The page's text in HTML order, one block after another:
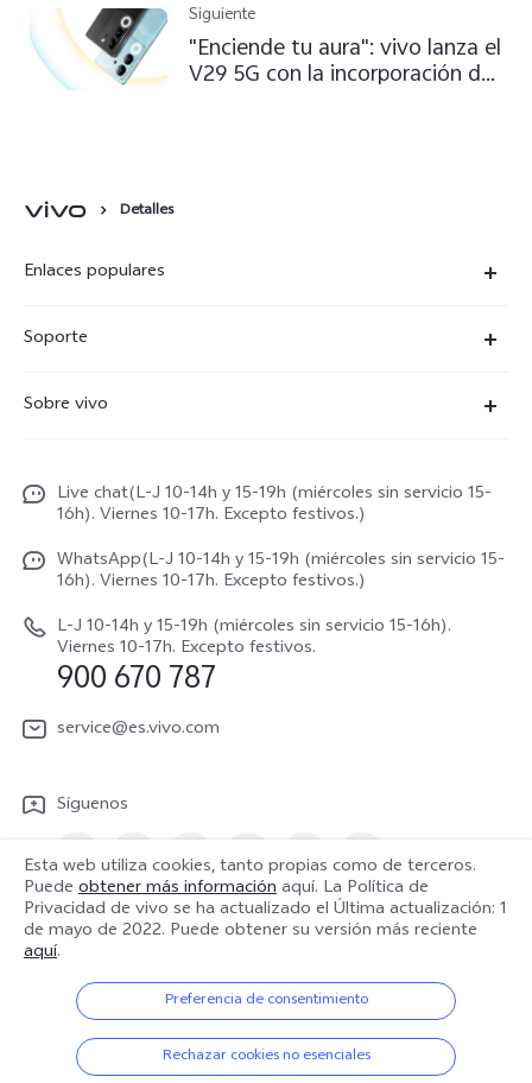
Siguiente
"Enciende tu aura": vivo lanza el
V29 5G con la incorporación de
Detalles
Enlaces populares
X300
V70 5G
V70 FE
V70 Lite 5G
Y31 5G
Soporte
Autenticación de IMEI
Gestión de reparaciones
Manual de usuario
Actualización de sistema
Actualizar registro
Instrucciones de Garantía
Sobre vivo
Netiqueta vivo
Avisos legales
Acerca de nosotros
Sostenibilidad
Centro de privacidad de vivo
Live chat(L-J 10-14h y 15-19h (miércoles sin servicio 15-
16h). Viernes 10-17h. Excepto festivos.)
WhatsApp(L-J 10-14h y 15-19h (miércoles sin servicio 15-
16h). Viernes 10-17h. Excepto festivos.)
L-J 10-14h y 15-19h (miércoles sin servicio 15-16h).
Viernes 10-17h. Excepto festivos.
900 670 787
service@es.vivo.com
Síguenos
España | Seleccione país/región
© 2026 vivo Mobile Communication Co., Ltd. Todos los derechos
reservados.
Esta web utiliza cookies, tanto propias como de terceros.
Puede obtener más informaciónaquí. La Política de
Privacidad de vivo se ha actualizado el Última actualización: 1
de mayo de 2022. Puede obtener su versión más reciente
aquí.
Preferencia de consentimiento
Rechazar cookies no esenciales